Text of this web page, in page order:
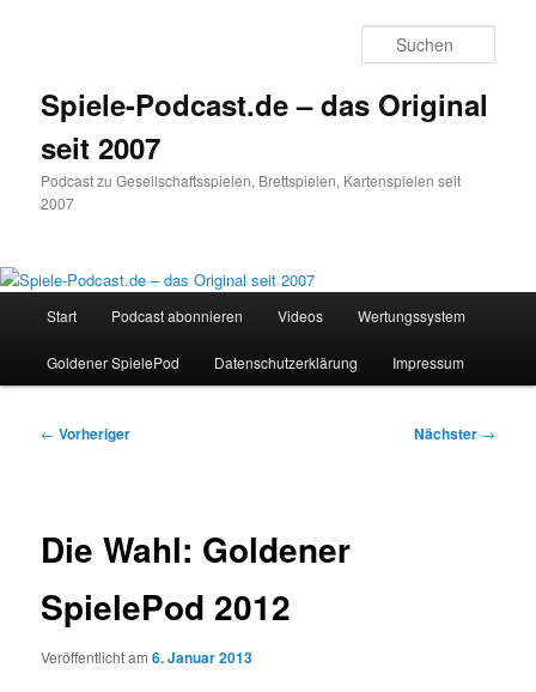
Spiele-Podcast.de – das Original
seit 2007
Podcast zu Gesellschaftsspielen, Brettspielen, Kartenspielen seit
2007
Start Podcast abonnieren Videos Wertungssystem
Goldener SpielePod Datenschutzerklärung Impressum
Beitragsnavigation
← Vorheriger Nächster →
Die Wahl: Goldener
SpielePod 2012
Veröffentlicht am6. Januar 2013